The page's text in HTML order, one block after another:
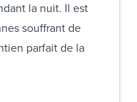
la nuit. Il est
souffrant de
parfait de la